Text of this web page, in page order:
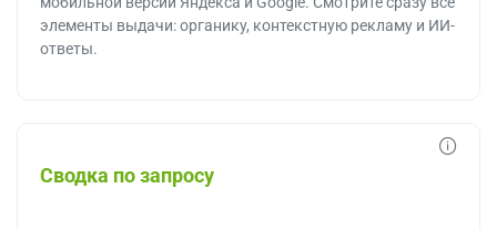
элементы выдачи: органику, контекстную рекламу и ИИ-
ответы.
Сводка по запросу